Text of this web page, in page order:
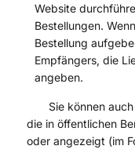
Website
Bestellungen.
Bestellung
Empfängers, die
angeben.
Sie können
die in öffentlichen
oder angezeigt (im